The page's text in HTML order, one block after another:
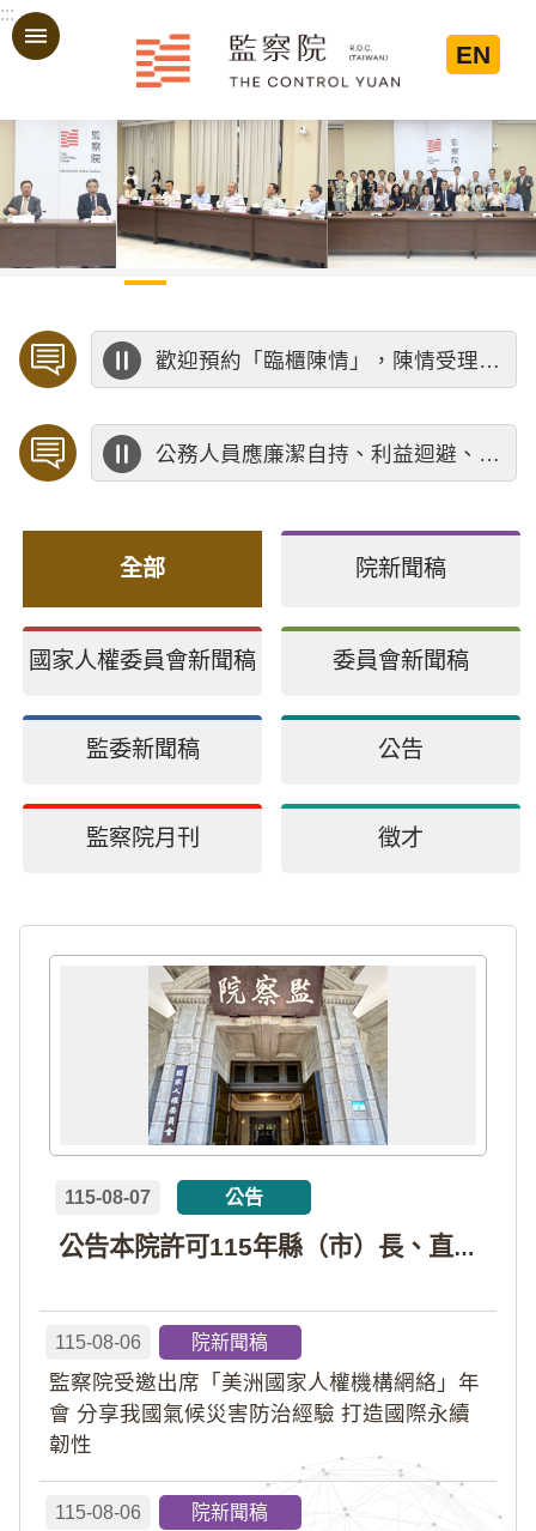
跳到主要內容區塊
:::
EN
歡迎預約「臨櫃陳情」，陳情受理中心將優先排定人員與您接談，釐清案情爭點後收案處理，以節省您的寶貴時間。
公務人員應廉潔自持、利益迴避、依法公正執行公務～考試院公務人員保障暨培訓委員會～
全部 院新聞稿
國家人權委員會新聞稿 委員會新聞稿
監委新聞稿 公告
監察院月刊 徵才
公告本院許可115年縣（市）長、直轄市議員、縣（市）議員擬參選人開立政治獻金專戶共計4戶。各專戶得收受政治獻金期間為自專戶許可設立日起至115年11月27日止，專戶名冊詳如附件。
115-08-07 公告
115-08-06 院新聞稿
監察院受邀出席「美洲國家人權機構網絡」年
會 分享我國氣候災害防治經驗 打造國際永續
韌性
115-08-06 院新聞稿